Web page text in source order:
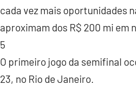
cada vez mais oportunidades
aproximam dos R$ 200 mi em
5
O primeiro jogo da semifinal
23, no Rio de Janeiro.